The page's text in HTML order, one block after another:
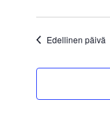
Edellinen päivä